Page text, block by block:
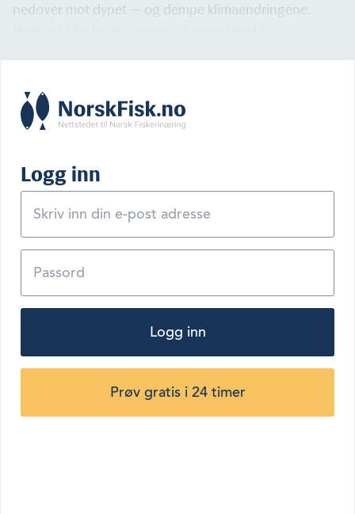
nedover mot dypet — og dempe klimaendringene.
Logg inn
Logg inn
Prøv gratis i 24 timer